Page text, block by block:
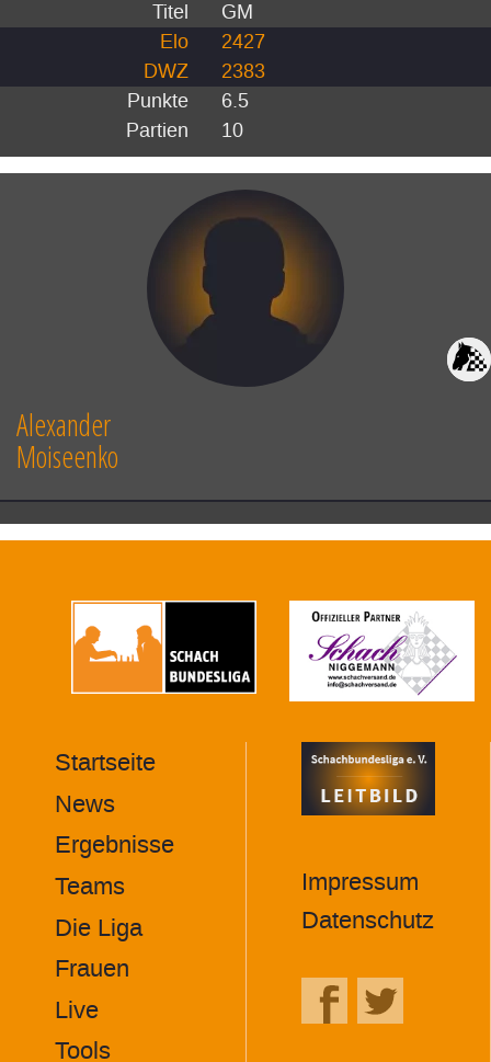
Titel
GM
Elo
2427
DWZ
2383
Punkte
6.5
Partien
10
Alexander
Moiseenko
MAIN
NAVIGATION
FOOTER
Startseite
News
Ergebnisse
Teams
Die Liga
Frauen
Live
Tools
Impressum
Datenschutz